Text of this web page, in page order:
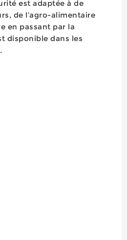
est adaptée à de
de l’agro-alimentaire
en passant par la
disponible dans les